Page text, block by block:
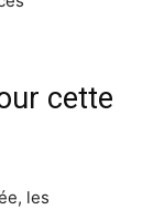
cette
les